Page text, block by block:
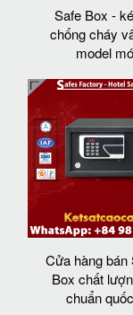
Safe Box -
chống cháy
model
Cửa hàng bán
Box chất
chuẩn